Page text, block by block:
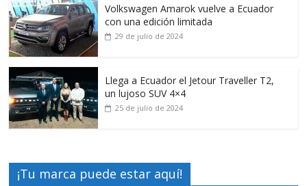
Volkswagen Amarok vuelve a Ecuador
con una edición limitada
29 de julio de 2024
Llega a Ecuador el Jetour Traveller T2,
un lujoso SUV 4×4
25 de julio de 2024
¡Tu marca puede estar aquí!